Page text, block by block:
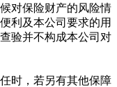
对保险财产的风险情
利及本公司要求的用
验并不构成本公司对
时，若另有其他保障